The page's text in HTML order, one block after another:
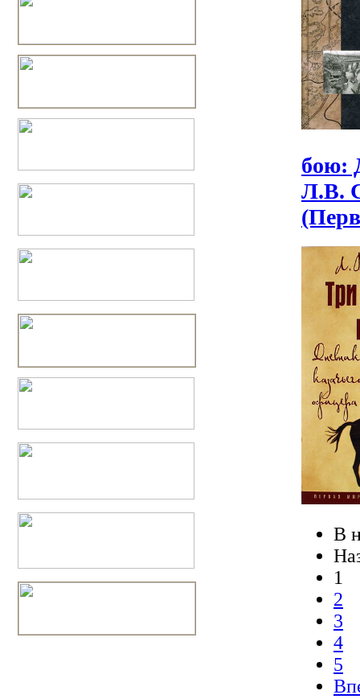
бою:
Л.В.
В
1
2
3
4
5